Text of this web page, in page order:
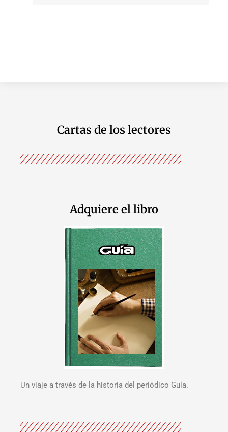
Cartas de los lectores
Adquiere el libro
Un viaje a través de la historia del periódico Guía.